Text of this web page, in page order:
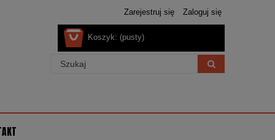
Zarejestruj się Zaloguj się
Koszyk: (pusty)